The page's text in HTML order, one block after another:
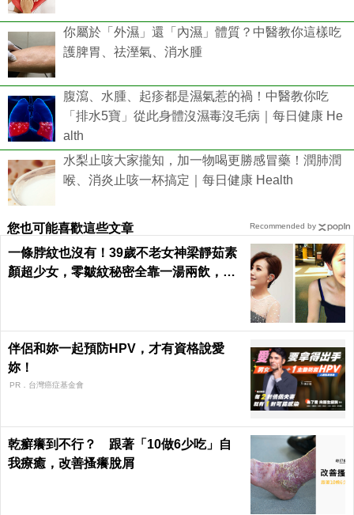
你屬於「外濕」還「內濕」體質？中醫教你這樣吃
護脾胃、祛溼氣、消水腫
腹瀉、水腫、起疹都是濕氣惹的禍！中醫教你吃
「排水5寶」從此身體沒濕毒沒毛病｜每日健康 He
alth
水梨止咳大家攏知，加一物喝更勝感冒藥！潤肺潤
喉、消炎止咳一杯搞定｜每日健康 Health
您也可能喜歡這些文章
一條脖紋也沒有！39歲不老女神梁靜茹素
顏超少女，零皺紋秘密全靠一湯兩飲，熬
伴侶和妳一起預防HPV，才有資格說愛
妳！
PR．台灣癌症基金會
乾癬癢到不行？ 跟著「10做6少吃」自
我療癒，改善搔癢脫屑
Recommended by